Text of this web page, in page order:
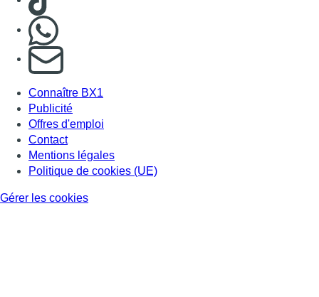
S'abonner à notre newsletter
Connaître BX1
Publicité
Offres d'emploi
Contact
Mentions légales
Politique de cookies (UE)
Gérer les cookies